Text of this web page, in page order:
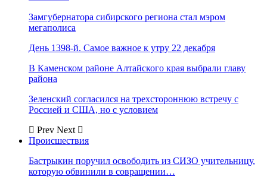
Замгубернатора сибирского региона стал мэром
мегаполиса
День 1398-й. Самое важное к утру 22 декабря
В Каменском районе Алтайского края выбрали главу
района
Зеленский согласился на трехстороннюю встречу с
Россией и США, но с условием
Prev Next
Происшествия
Бастрыкин поручил освободить из СИЗО учительницу,
которую обвинили в совращении…